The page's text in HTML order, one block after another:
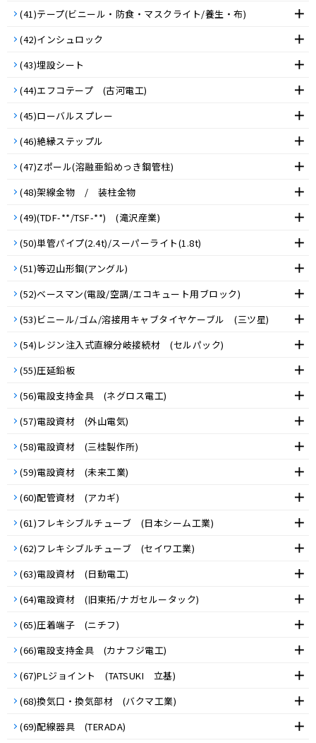
(41)テープ(ビニール・防食・マスクライト/養生・布)
(42)インシュロック
(43)埋設シート
(44)エフコテープ (古河電工)
(45)ローバルスプレー
(46)絶縁ステップル
(47)Zポール(溶融亜鉛めっき鋼管柱)
(48)架線金物 / 装柱金物
(49)(TDF-**/TSF-**) (滝沢産業)
(50)単管パイプ(2.4t)/スーパーライト(1.8t)
(51)等辺山形鋼(アングル)
(52)ベースマン(電設/空調/エコキュート用ブロック)
(53)ビニール/ゴム/溶接用キャブタイヤケーブル (三ツ星)
(54)レジン注入式直線分岐接続材 (セルパック)
(55)圧延鉛板
(56)電設支持金具 (ネグロス電工)
(57)電設資材 (外山電気)
(58)電設資材 (三桂製作所)
(59)電設資材 (未来工業)
(60)配管資材 (アカギ)
(61)フレキシブルチューブ (日本シーム工業)
(62)フレキシブルチューブ (セイワ工業)
(63)電設資材 (日動電工)
(64)電設資材 (旧東拓/ナガセルータック)
(65)圧着端子 (ニチフ)
(66)電設支持金具 (カナフジ電工)
(67)PLジョイント (TATSUKI 立基)
(68)換気口・換気部材 (バクマ工業)
(69)配線器具 (TERADA)